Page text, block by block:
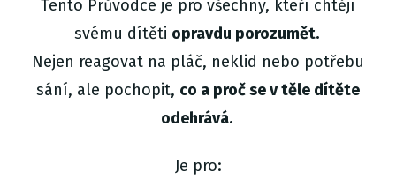
Tento Průvodce je pro všechny, kteří chtějí
svému dítěti opravdu porozumět.
Nejen reagovat na pláč, neklid nebo potřebu
sání, ale pochopit, co a proč se v těle dítěte
odehrává.
Je pro: